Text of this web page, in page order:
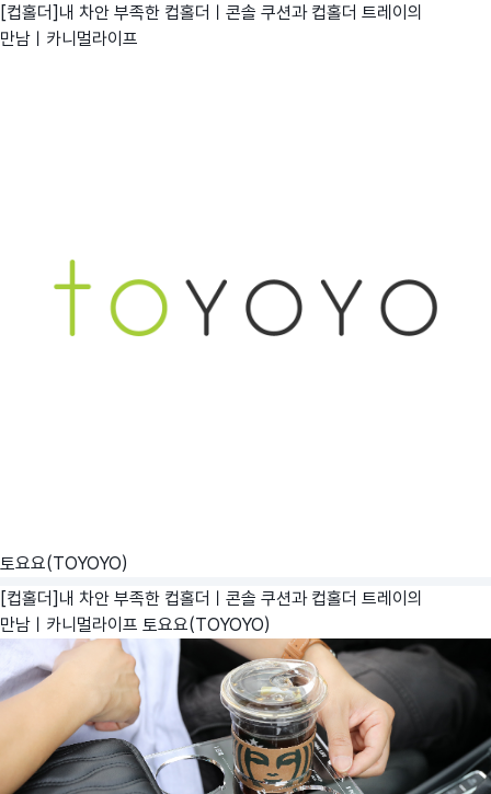
[컵홀더]내 차안 부족한 컵홀더ㅣ콘솔 쿠션과 컵홀더 트레이의
만남ㅣ카니멀라이프
토요요(TOYOYO)
[컵홀더]내 차안 부족한 컵홀더ㅣ콘솔 쿠션과 컵홀더 트레이의
만남ㅣ카니멀라이프 토요요(TOYOYO)